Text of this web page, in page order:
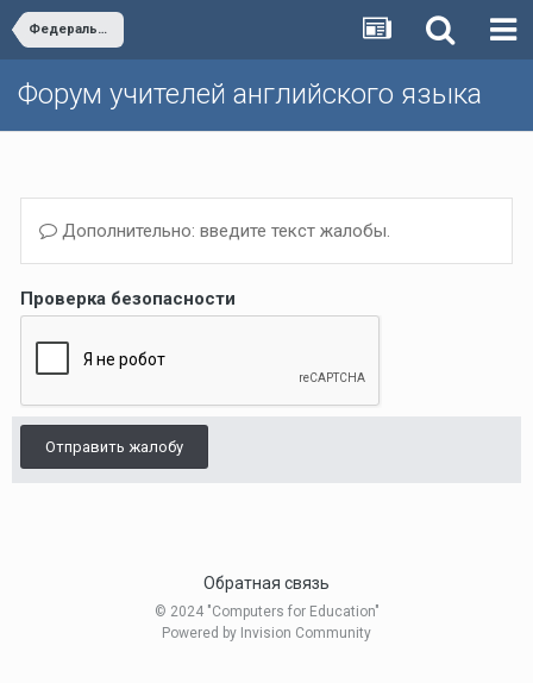
Федеральный перечень
Форум учителей английского языка
Дополнительно: введите текст жалобы.
Проверка безопасности
Отправить жалобу
Обратная связь
© 2024 "Computers for Education"
Powered by Invision Community